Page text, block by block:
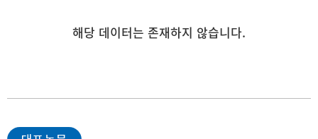
해당 데이터는 존재하지 않습니다.